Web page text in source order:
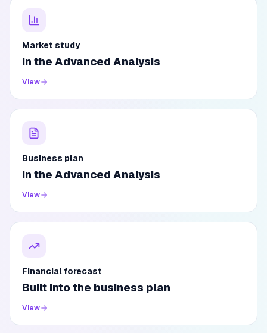
Market study
In the Advanced Analysis
View
Business plan
In the Advanced Analysis
View
Financial forecast
Built into the business plan
View